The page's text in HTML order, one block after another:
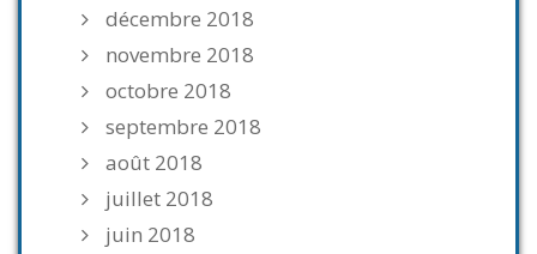
décembre 2018
novembre 2018
octobre 2018
septembre 2018
août 2018
juillet 2018
juin 2018